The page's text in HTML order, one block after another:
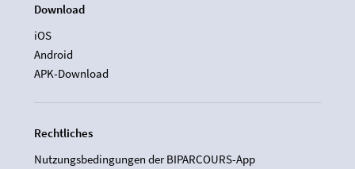
Download
iOS
Android
APK-Download
Rechtliches
Nutzungsbedingungen der BIPARCOURS-App